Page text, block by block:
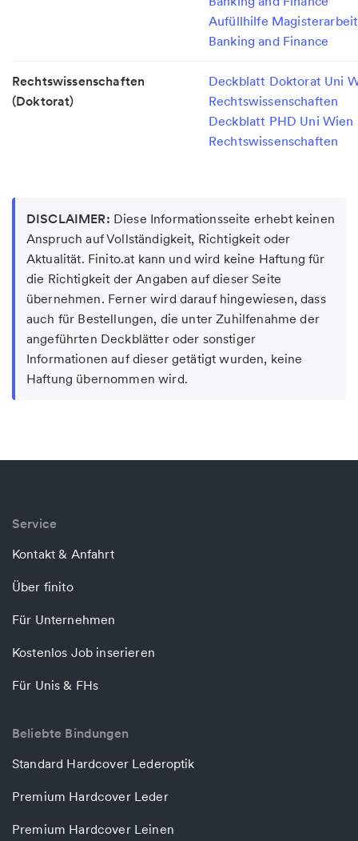
Aufüllhilfe Magisterarbeit
Banking and Finance
Rechtswissenschaften
(Doktorat)
Deckblatt Doktorat Uni
Rechtswissenschaften
Deckblatt PHD Uni Wien
Rechtswissenschaften
DISCLAIMER: Diese Informationsseite erhebt keinen
Anspruch auf Vollständigkeit, Richtigkeit oder
Aktualität. Finito.at kann und wird keine Haftung für
die Richtigkeit der Angaben auf dieser Seite
übernehmen. Ferner wird darauf hingewiesen, dass
auch für Bestellungen, die unter Zuhilfenahme der
angeführten Deckblätter oder sonstiger
Informationen auf dieser getätigt wurden, keine
Haftung übernommen wird.
Service
Kontakt & Anfahrt
Über finito
Für Unternehmen
Kostenlos Job inserieren
Für Unis & FHs
Beliebte Bindungen
Standard Hardcover Lederoptik
Premium Hardcover Leder
Premium Hardcover Leinen